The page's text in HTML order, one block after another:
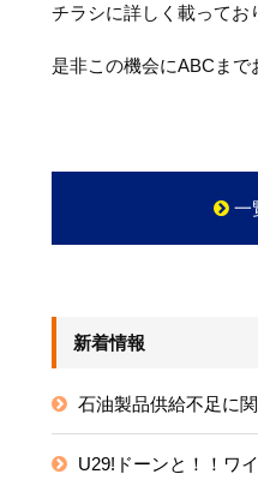
チラシに詳しく載ってお
是非この機会にABCまで
一
新着情報
石油製品供給不足に
U29!ドーンと！！ワ